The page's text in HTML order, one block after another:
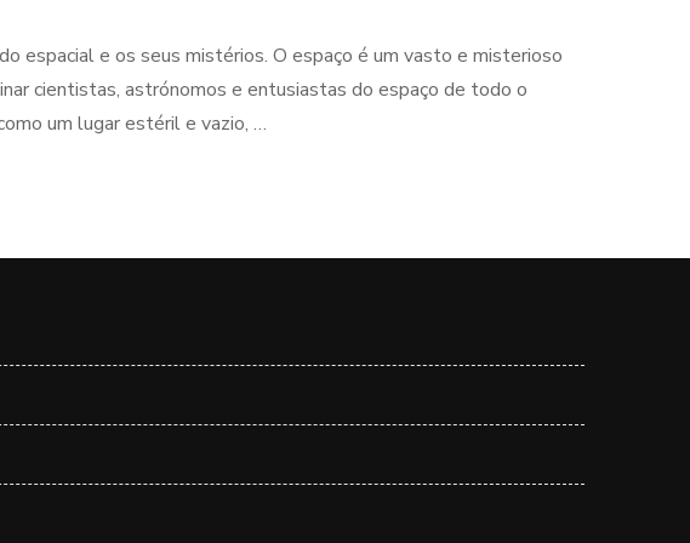
espacial e os seus mistérios. O espaço é um vasto e misterioso
cientistas, astrónomos e entusiastas do espaço de todo o
um lugar estéril e vazio, …